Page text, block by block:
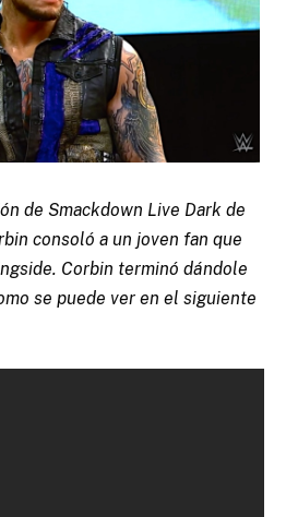
de Smackdown Live Dark de
consoló a un joven fan que
Corbin terminó dándole
se puede ver en el siguiente